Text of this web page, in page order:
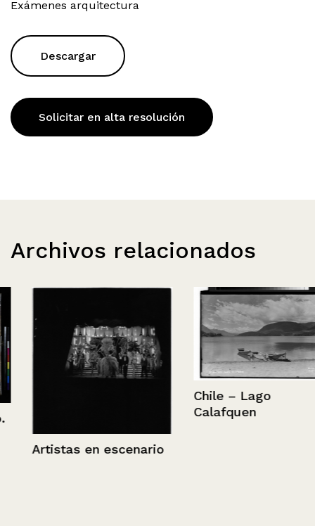
Exámenes arquitectura
Descargar
Solicitar en alta resolución
Archivos relacionados
Artistas en escenario
Chile – Lago
Calafquen